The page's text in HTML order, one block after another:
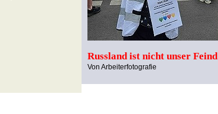
Russland ist nicht unser Feind
Von Arbeiterfotografie